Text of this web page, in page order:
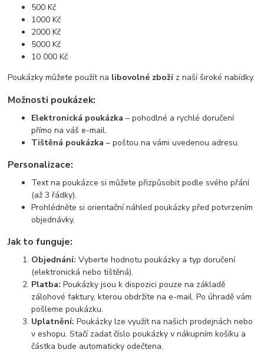
500 Kč
1000 Kč
2000 Kč
5000 Kč
10 000 Kč
Poukázky můžete použít na libovolné zbožíz naší široké nabídky.
Možnosti poukázek:
Elektronická poukázka – pohodlné a rychlé doručení
přímo na váš e-mail.
Tištěná poukázka – poštou na vámi uvedenou adresu.
Personalizace:
Text na poukázce si můžete přizpůsobit podle svého přání
(až 3 řádky).
Prohlédněte si orientační náhled poukázky před potvrzením
objednávky.
Jak to funguje:
Objednání: Vyberte hodnotu poukázky a typ doručení
(elektronická nebo tištěná).
Platba: Poukázky jsou k dispozici pouze na základě
zálohové faktury, kterou obdržíte na e-mail. Po úhradě vám
pošleme poukázku.
Uplatnění: Poukázky lze využít na našich prodejnách nebo
v eshopu. Stačí zadat číslo poukázky v nákupním košíku a
částka bude automaticky odečtena.